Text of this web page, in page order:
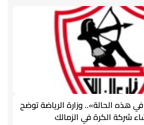
هذه الحالة».. وزارة الرياضة توضح
شركة الكرة في الزمالك